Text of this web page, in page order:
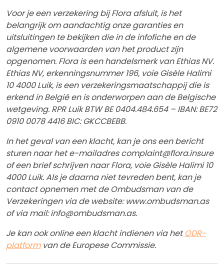
Voor je een verzekering bij Flora afsluit, is het
belangrijk om aandachtig onze garanties en
uitsluitingen te bekijken die in de infofiche en de
algemene voorwaarden van het product zijn
opgenomen. Flora is een handelsmerk van Ethias NV.
Ethias NV, erkenningsnummer 196, voie Gisèle Halimi
10 4000 Luik, is een verzekeringsmaatschappij die is
erkend in België en is onderworpen aan de Belgische
wetgeving. RPR Luik BTW BE 0404.484.654 – IBAN: BE72
0910 0078 4416 BIC: GKCCBEBB.
In het geval van een klacht, kan je ons een bericht
sturen naar het e-mailadres complaint@flora.insure
of een brief schrijven naar Flora, voie Gisèle Halimi 10
4000 Luik. Als je daarna niet tevreden bent, kan je
contact opnemen met de Ombudsman van de
Verzekeringen via de website: www.ombudsman.as
of via mail: info@ombudsman.as.
Je kan ook online een klacht indienen via hetODR-
platformvan de Europese Commissie.